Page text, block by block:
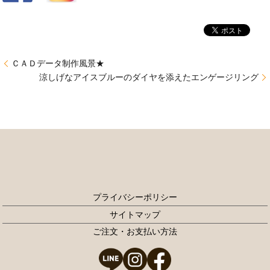
ＣＡＤデータ制作風景★
涼しげなアイスブルーのダイヤを添えたエンゲージリング
プライバシーポリシー
サイトマップ
ご注文・お支払い方法